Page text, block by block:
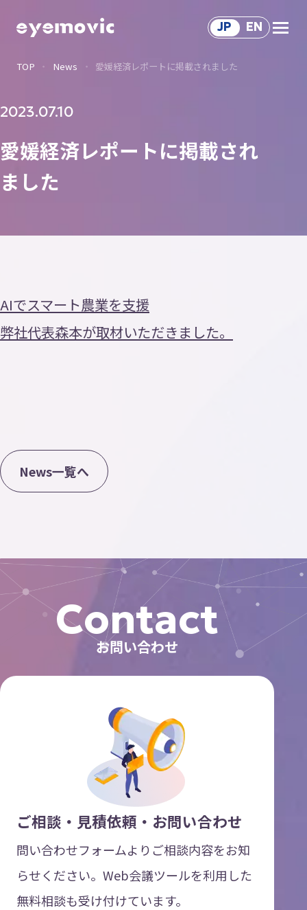
Service
Solution
ソ ョ ン
Works
制 作 例
Voice
About Us
採用情 報
Contact
お問い合わせ
プライバシーポリシー
AI活用ポリシー
JP EN
TOP News 愛媛経済レポートに掲載されました
2023.07.10
愛媛経済レポートに掲載され
ました
AIでスマート農業を支援
弊社代表森本が取材いただきました。
News一覧へ
Contact
お問い合わせ
ご相談・見積依頼・お問い合わせ
問い合わせフォームよりご相談内容をお知
らせください。Web会議ツールを利用した
無料相談も受け付けています。